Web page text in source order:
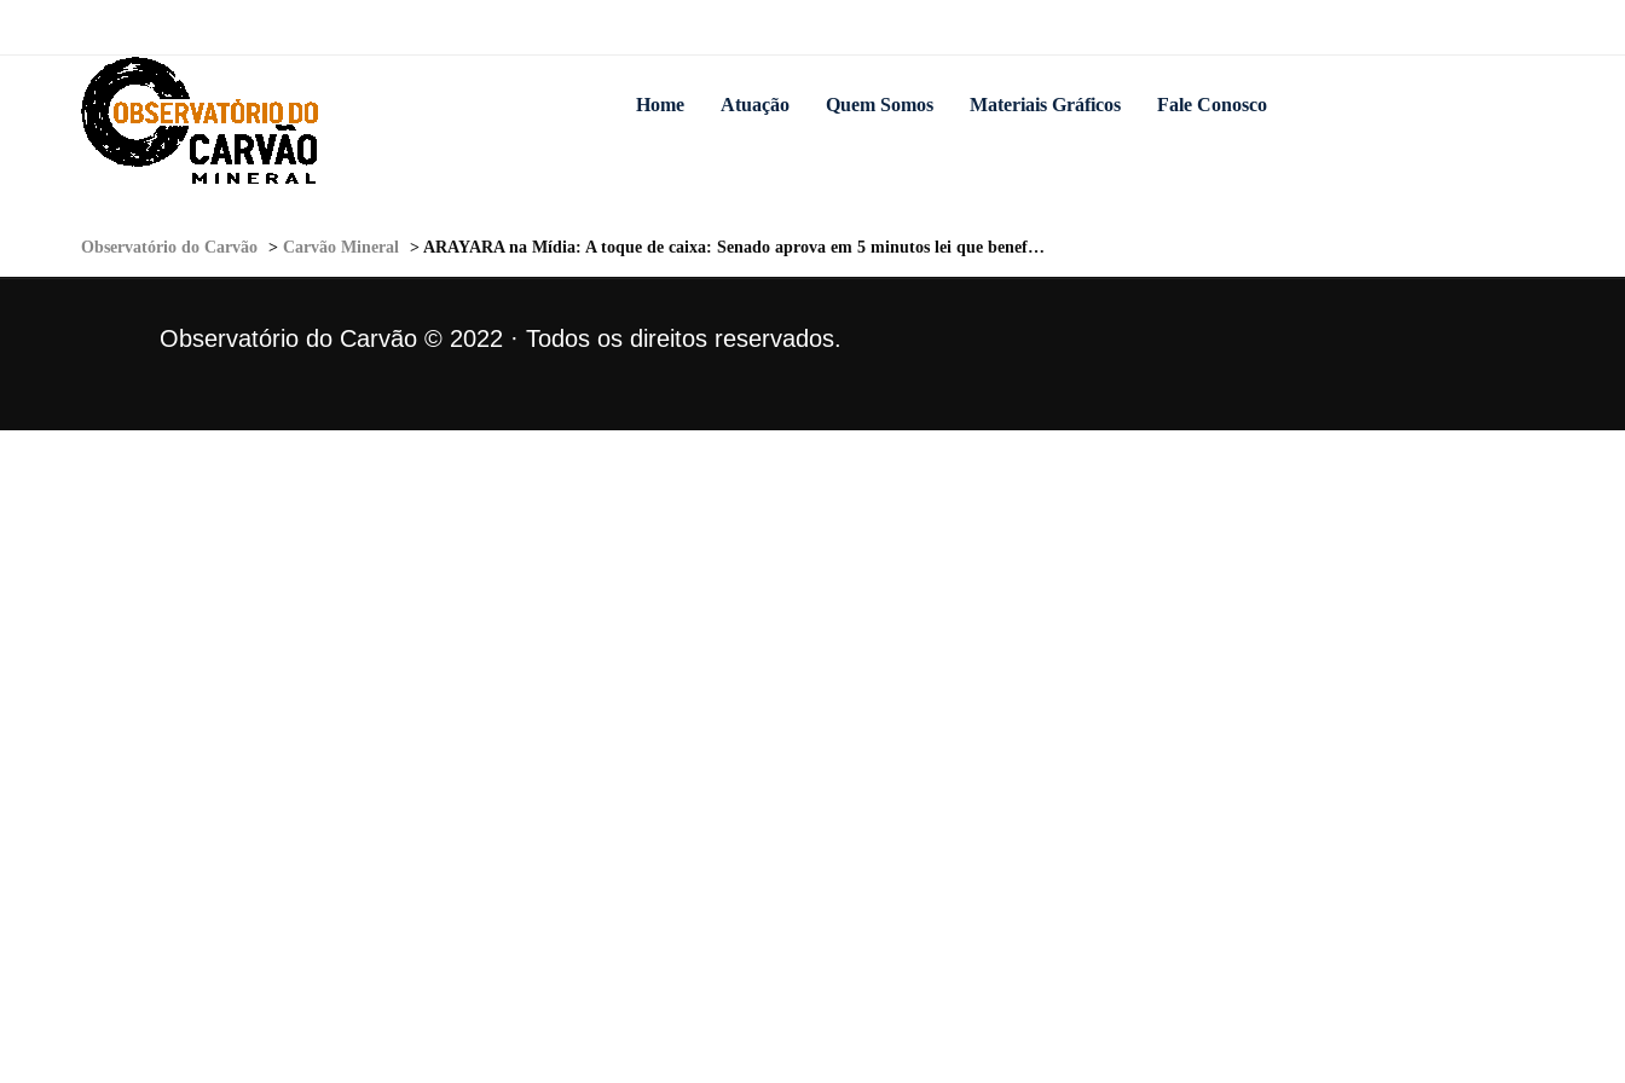
Home Atuação Quem Somos Materiais Gráficos Fale Conosco
Observatório do Carvão > Carvão Mineral > ARAYARA na Mídia: A toque de caixa: Senado aprova em 5 minutos lei que beneficia termelétricas a carvão
Observatório do Carvão © 2022 · Todos os direitos reservados.